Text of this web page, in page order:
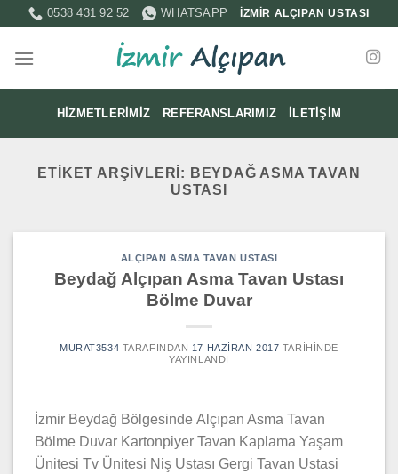
İçeriğe
0538 431 92 52 WHATSAPP İZMİR ALÇIPAN USTASI
HIZMETLERIMIZ REFERANSLARIMIZ İLETIŞIM
ETIKET ARŞIVLERI: BEYDAĞ ASMA TAVAN
USTASI
ALÇIPAN ASMA TAVAN USTASI
Beydağ Alçıpan Asma Tavan Ustası
Bölme Duvar
MURAT3534 TARAFINDAN 17 HAZIRAN 2017 TARIHINDE
YAYINLANDI
İzmir Beydağ Bölgesinde Alçıpan Asma Tavan
Bölme Duvar Kartonpiyer Tavan Kaplama Yaşam
Ünitesi Tv Ünitesi Niş Ustası Gergi Tavan Ustasi